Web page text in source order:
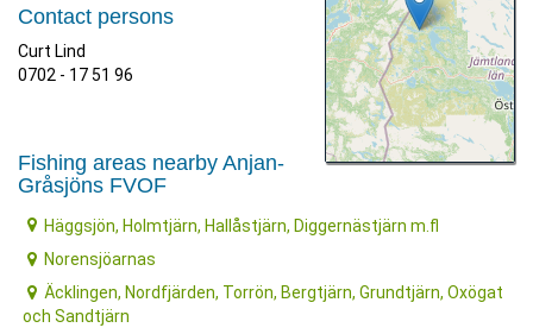
Contact persons
Curt Lind
0702 - 17 51 96
Fishing areas nearby Anjan-
Gråsjöns FVOF
Häggsjön, Holmtjärn, Hallåstjärn, Diggernästjärn m.fl
Norensjöarnas
Äcklingen, Nordfjärden, Torrön, Bergtjärn, Grundtjärn, Oxögat
och Sandtjärn